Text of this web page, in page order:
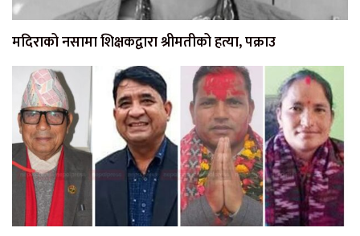
मदिराको नसामा शिक्षकद्वारा श्रीमतीको हत्या, पक्राउ